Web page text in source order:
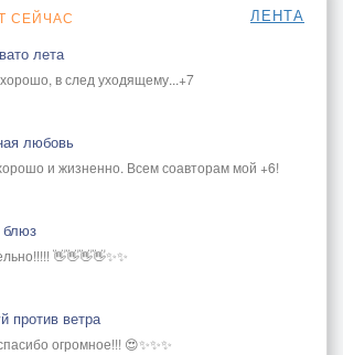
СЕЙЧАС ЛЕНТА
лета
в след уходящему...+7
любовь
и жизненно. Всем соавторам мой +6!
блюз
👋👋👋👋✨✨
против ветра
огромное!!! 😍✨✨✨